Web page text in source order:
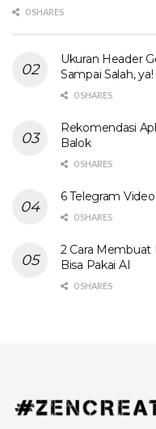
0 SHARES
Ukuran Header
Sampai Salah, ya!
0 SHARES
Rekomendasi
Balok
0 SHARES
6 Telegram
0 SHARES
2 Cara Membuat
Bisa Pakai AI
0 SHARES